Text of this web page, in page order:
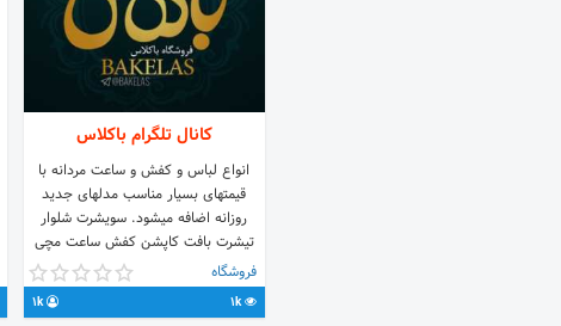
کانال تلگرام باکلاس
انواع لباس و کفش و ساعت مردانه با
قیمتهای بسیار مناسب مدلهای جدید
روزانه اضافه میشود. سویشرت شلوار
تیشرت بافت کاپشن کفش ساعت مچی
هودی اسلش و... محصولات به روز با
تخفیف ویژه
فروشگاه
1k
1k